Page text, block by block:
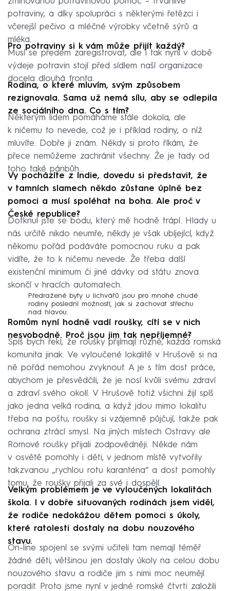
potraviny, a díky spolupráci s některými řetězci i
včerejší pečivo a mléčné výrobky včetně sýrů a
mléka.
Pro potraviny si k vám může přijít každý?
Musí se předem zaregistrovat, ale i tak nyní v době
výdeje potravin stojí před sídlem naší organizace
docela dlouhá fronta.
Rodina, o které mluvím, svým způsobem
rezignovala. Sama už nemá sílu, aby se odlepila
ze sociálního dna. Co s tím?
Některým lidem pomáháme stále dokola, ale
k ničemu to nevede, což je i příklad rodiny, o níž
mluvíte. Dobře ji znám. Někdy si proto říkám, že
přece nemůžeme zachránit všechny. Že je tady od
toho také pánbůh...
Vy pocházíte z Indie, dovedu si představit, že
v tamních slamech někdo zůstane úplně bez
pomoci a musí spoléhat na boha. Ale proč v
České republice?
Dotknul jste se bodu, který mě hodně trápí. Hlady u
nás určitě nikdo neumře, někdy je však ubíjející, když
někomu pořád podáváte pomocnou ruku a pak
vidíte, že to k ničemu nevede. Že třeba další
existenční minimum či jiné dávky od státu znova
skončí v hracích automatech.
Předražené byty u lichvářů jsou pro mnohé chudé
rodiny poslední možností, jak si zachovat střechu
nad hlavou.
Romům nyní hodně vadí roušky, cítí se v nich
nesvobodně. Proč jsou jim tak nepříjemné?
Spíš bych řekl, že roušky přijímají různě, každá romská
komunita jinak. Ve vyloučené lokalitě v Hrušově si na
ně pořád nemohou zvyknout. A je s tím dost práce,
abychom je přesvědčili, že je nosí kvůli svému zdraví
a zdraví svého okolí. V Hrušově totiž všichni žijí spíš
jako jedna velká rodina, a když jdou mimo lokalitu
třeba na poštu, roušky si vzájemně půjčují, takže pak
ochrana ztrácí smysl. Na jiných místech Ostravy ale
Romové roušky přijali zodpovědněji. Někde nám
v osvětě pomohly i děti, v jednom místě vytvořily
takzvanou „rychlou rotu karanténa“ a dost pomohly
tomu, že roušky přijali za své i dospělí.
Velkým problémem je ve vyloučených lokalitách
škola. I v dobře situovaných rodinách jsem viděl,
že rodiče nedokážou dětem pomoci s úkoly,
které ratolesti dostaly na dobu nouzového
stavu.
On-line spojení se svými učiteli tam nemají téměř
žádné děti, většinou jen dostaly úkoly na celou dobu
nouzového stavu a rodiče jim s nimi moc neumějí
poradit. Proto jsme nyní v jedné romské čtvrti založili